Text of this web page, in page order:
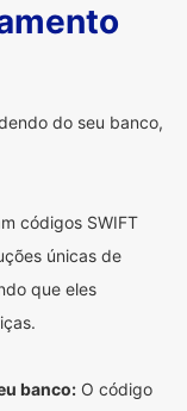
do seu banco,
códigos SWIFT
únicas de
que eles
banco: O código